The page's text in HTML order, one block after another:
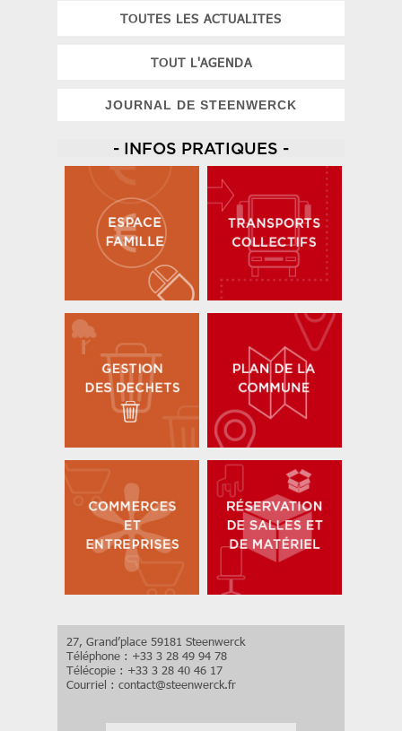
TOUTES LES ACTUALITES
TOUT L'AGENDA
JOURNAL DE STEENWERCK
- INFOS PRATIQUES -
27, Grand’place 59181 Steenwerck
Téléphone : +33 3 28 49 94 78
Télécopie : +33 3 28 40 46 17
Courriel : contact@steenwerck.fr